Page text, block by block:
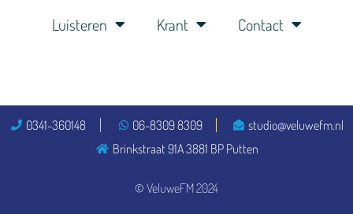
Luisteren
Krant Contact
© VeluweFM 2024
0341-360148 06-8309 8309
studio@veluwefm.nl
Brinkstraat 91A 3881 BP Putten